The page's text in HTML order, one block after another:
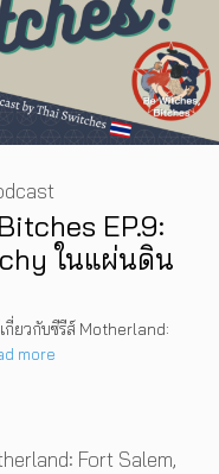
EP.9:
ในแผ่นดิน
ยวกับซีรีส์ Motherland:
more
Fort Salem,